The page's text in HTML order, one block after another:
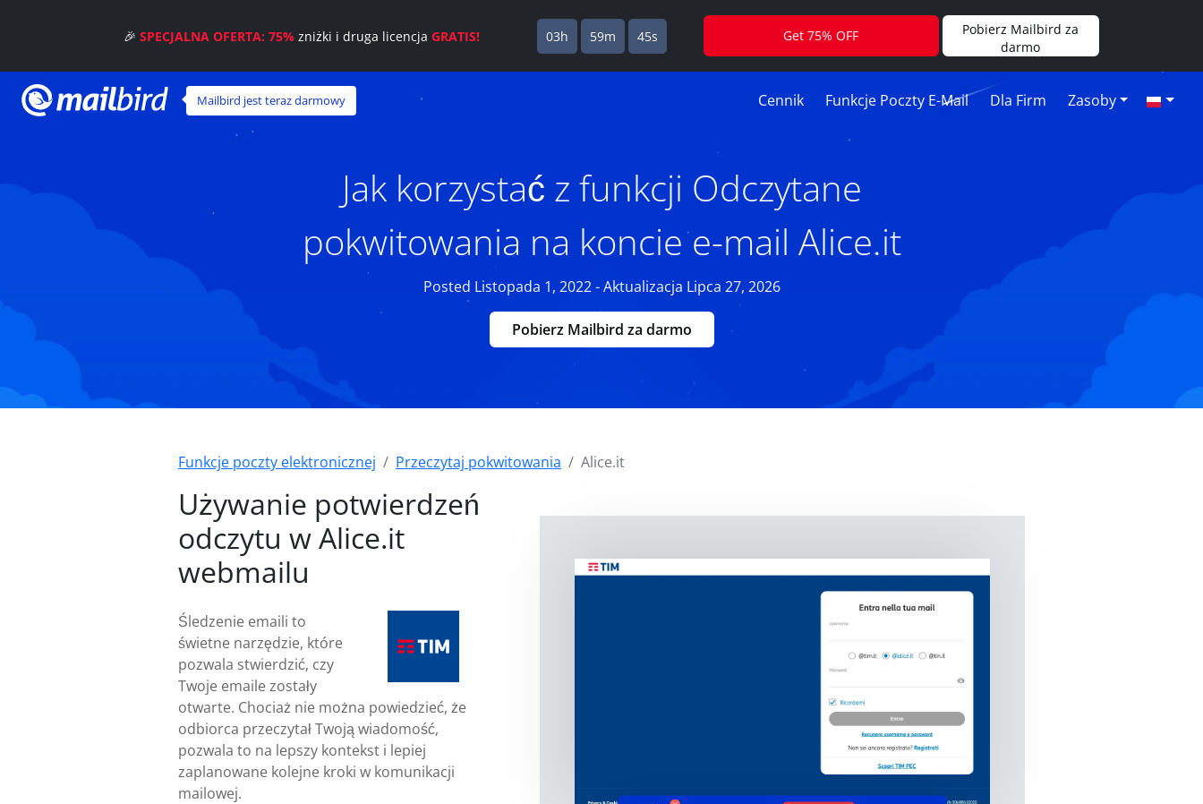
Mailbird jest teraz darmowy Cennik Funkcje Poczty E-Mail Dla Firm Zasoby
Jak korzystać z funkcji Odczytane
pokwitowania na koncie e-mail Alice.it
Posted Listopada 1, 2022 - Aktualizacja Lipca 27, 2026
Pobierz Mailbird za darmo
Funkcje poczty elektronicznej Przeczytaj pokwitowania Alice.it
Używanie potwierdzeń
odczytu w Alice.it
webmailu
Śledzenie emaili to
świetne narzędzie, które
pozwala stwierdzić, czy
Twoje emaile zostały
otwarte. Chociaż nie można powiedzieć, że
odbiorca przeczytał Twoją wiadomość,
pozwala to na lepszy kontekst i lepiej
zaplanowane kolejne kroki w komunikacji
mailowej.
🎉SPECJALNA OFERTA: 75% zniżki i druga licencjaGRATIS! 03h 59m 44s Get 75% OFF
Pobierz Mailbird za
darmo